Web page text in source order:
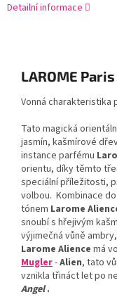
Detailní informace
LAROME
Vonná charakteristika
Tato magická
jasmín, kašmírové
instance parfému
orientu, díky těmto
speciální příležitosti,
volbou. Kombinace
tónem Larome
snoubí s hřejivým
výjimečná vůně
Larome Alience má
Mugler-Alien, tato
vznikla třináct let po
Angel.